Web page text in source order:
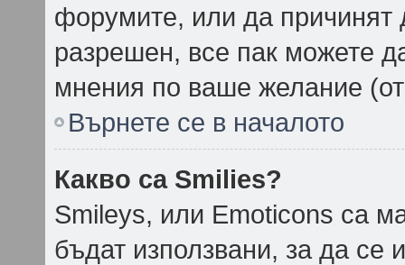
форумите, или да причинят
разрешен, все пак можете
мнения по ваше желание
Върнете се в началото
Какво са Smilies?
Smileys, или Emoticons са
бъдат използвани, за да се